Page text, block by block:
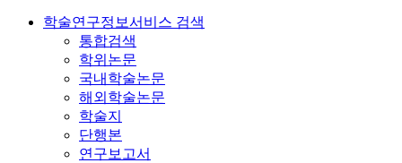
학술연구정보서비스 검색
통합검색
학위논문
국내학술논문
해외학술논문
학술지
단행본
연구보고서